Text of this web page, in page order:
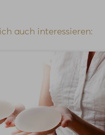
auch interessieren: